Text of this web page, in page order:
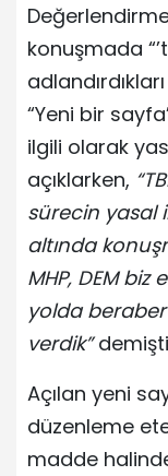
Değerlendirme
konuşmada
“Yeni bir
ilgili olarak
açıklarken,
sürecin yasal
altında
MHP, DEM
yolda
verdik”
Açılan yeni
düzenleme
madde